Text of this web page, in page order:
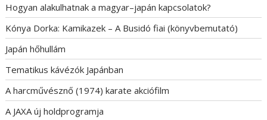
Hogyan alakulhatnak a magyar–japán kapcsolatok?
Kónya Dorka: Kamikazek – A Busidó fiai (könyvbemutató)
Japán hőhullám
Tematikus kávézók Japánban
A harcművésznő (1974) karate akciófilm
A JAXA új holdprogramja